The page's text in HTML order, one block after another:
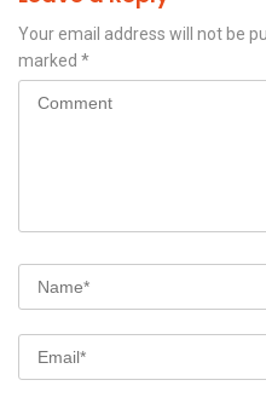
Your email address will not be
marked *